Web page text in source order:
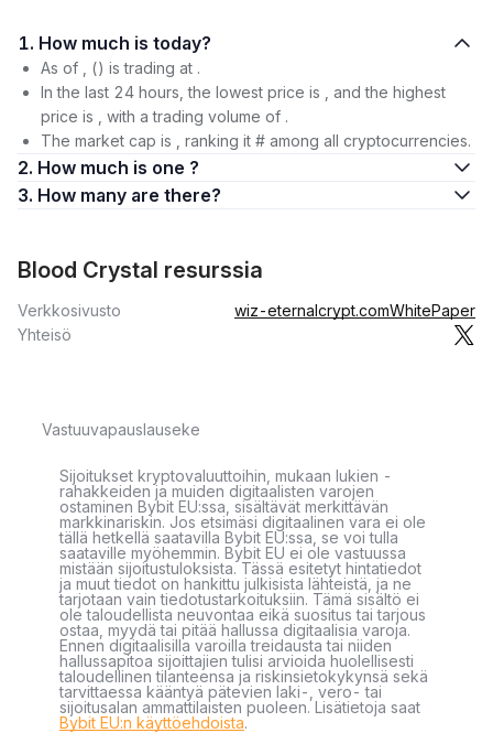
1. How much is today?
As of , () is trading at .
In the last 24 hours, the lowest price is , and the highest
price is , with a trading volume of .
The market cap is , ranking it # among all cryptocurrencies.
2. How much is one ?
3. How many are there?
Blood Crystal resurssia
Verkkosivusto wiz-eternalcrypt.comWhitePaper
Yhteisö
Vastuuvapauslauseke
Sijoitukset kryptovaluuttoihin, mukaan lukien -
rahakkeiden ja muiden digitaalisten varojen
ostaminen Bybit EU:ssa, sisältävät merkittävän
markkinariskin. Jos etsimäsi digitaalinen vara ei ole
tällä hetkellä saatavilla Bybit EU:ssa, se voi tulla
saataville myöhemmin. Bybit EU ei ole vastuussa
mistään sijoitustuloksista. Tässä esitetyt hintatiedot
ja muut tiedot on hankittu julkisista lähteistä, ja ne
tarjotaan vain tiedotustarkoituksiin. Tämä sisältö ei
ole taloudellista neuvontaa eikä suositus tai tarjous
ostaa, myydä tai pitää hallussa digitaalisia varoja.
Ennen digitaalisilla varoilla treidausta tai niiden
hallussapitoa sijoittajien tulisi arvioida huolellisesti
taloudellinen tilanteensa ja riskinsietokykynsä sekä
tarvittaessa kääntyä pätevien laki-, vero- tai
sijoitusalan ammattilaisten puoleen. Lisätietoja saat
Bybit EU:n käyttöehdoista.